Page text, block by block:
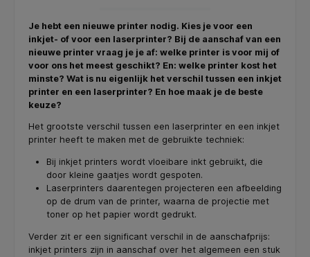
Je hebt een nieuwe printer nodig. Kies je voor een
inkjet- of voor een laserprinter? Bij de aanschaf van een
nieuwe printer vraag je je af: welke printer is voor mij of
voor ons het meest geschikt? En: welke printer kost het
minste? Wat is nu eigenlijk het verschil tussen een inkjet
printer en een laserprinter? En hoe maak je de beste
keuze?
Het grootste verschil tussen een laserprinter en een inkjet
printer heeft te maken met de gebruikte techniek:
Bij inkjet printers wordt vloeibare inkt gebruikt, die
door kleine gaatjes wordt gespoten.
Laserprinters daarentegen projecteren een afbeelding
op de drum van de printer, waarna de projectie met
toner op het papier wordt gedrukt.
Verder zit er een significant verschil in de aanschafprijs:
inkjet printers zijn in aanschaf over het algemeen een stuk